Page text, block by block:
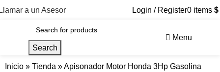
a un Asesor Login / Register0 items $
Search
Menu
Inicio » Tienda »Apisonador Motor Honda 3Hp Gasolina